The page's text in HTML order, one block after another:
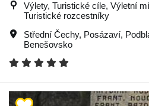
Výlety, Turistické cíle, Výletní
Turistické rozcestníky
Střední Čechy, Posázaví,
Benešovsko